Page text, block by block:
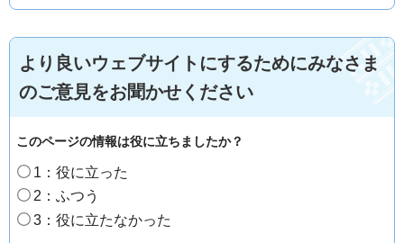
より良いウェブサイトにするためにみなさま
のご意見をお聞かせください
このページの情報は役に立ちましたか？
1：役に立った
2：ふつう
3：役に立たなかった